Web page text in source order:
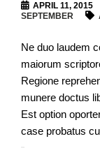
APRIL 11, 2015
SEPTEMBER
Ne duo laudem
maiorum
Regione
munere doctus
Est option
case probatus